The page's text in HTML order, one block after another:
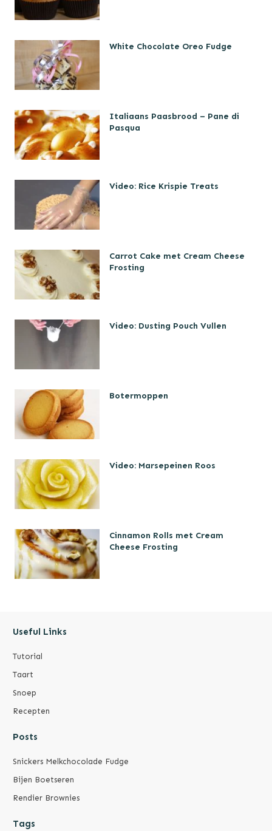
White Chocolate Oreo Fudge
Italiaans Paasbrood – Pane di
Pasqua
Video: Rice Krispie Treats
Carrot Cake met Cream Cheese
Frosting
Video: Dusting Pouch Vullen
Botermoppen
Video: Marsepeinen Roos
Cinnamon Rolls met Cream
Cheese Frosting
Useful Links
Tutorial
Taart
Snoep
Recepten
Posts
Snickers Melkchocolade Fudge
Bijen Boetseren
Rendier Brownies
Tags